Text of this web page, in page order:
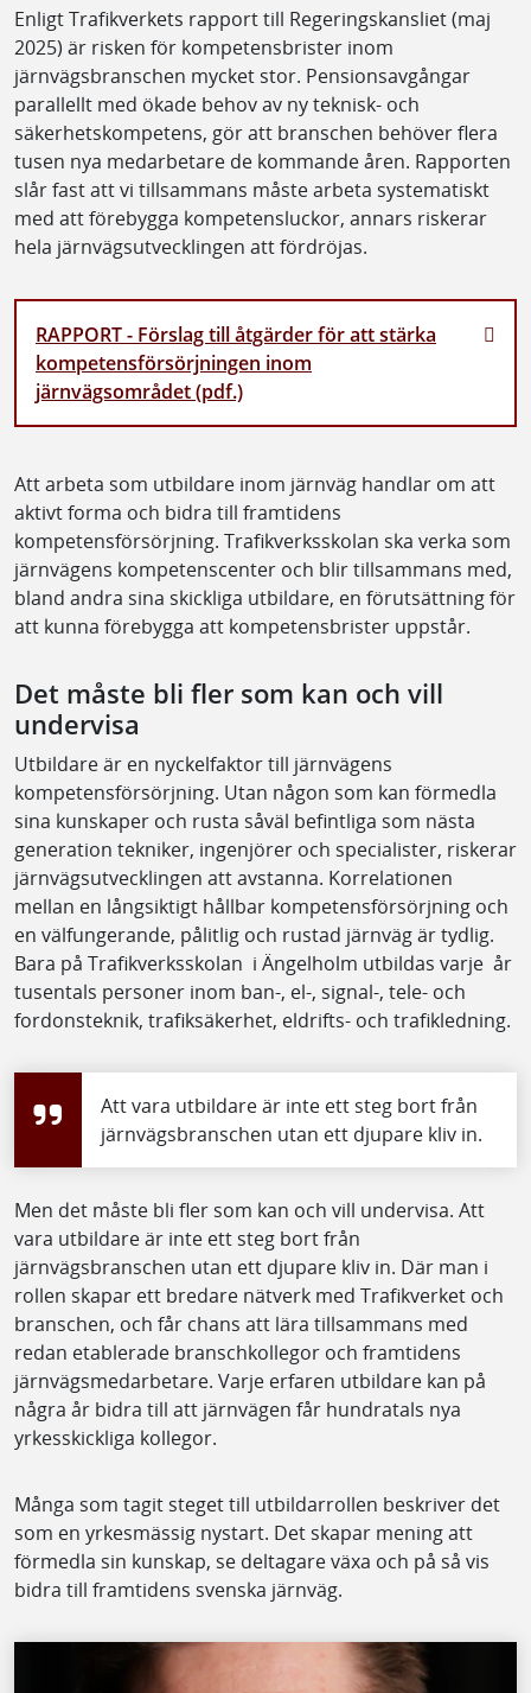
Enligt Trafikverkets rapport till Regeringskansliet (maj
2025) är risken för kompetensbrister inom
järnvägsbranschen mycket stor. Pensionsavgångar
parallellt med ökade behov av ny teknisk- och
säkerhetskompetens, gör att branschen behöver flera
tusen nya medarbetare de kommande åren. Rapporten
slår fast att vi tillsammans måste arbeta systematiskt
med att förebygga kompetensluckor, annars riskerar
hela järnvägsutvecklingen att fördröjas.
RAPPORT - Förslag till åtgärder för att stärka
kompetensförsörjningen inom
järnvägsområdet (pdf.)
Att arbeta som utbildare inom järnväg handlar om att
aktivt forma och bidra till framtidens
kompetensförsörjning. Trafikverksskolan ska verka som
järnvägens kompetenscenter och blir tillsammans med,
bland andra sina skickliga utbildare, en förutsättning för
att kunna förebygga att kompetensbrister uppstår.
Det måste bli fler som kan och vill
undervisa
Utbildare är en nyckelfaktor till järnvägens
kompetensförsörjning. Utan någon som kan förmedla
sina kunskaper och rusta såväl befintliga som nästa
generation tekniker, ingenjörer och specialister, riskerar
järnvägsutvecklingen att avstanna. Korrelationen
mellan en långsiktigt hållbar kompetensförsörjning och
en välfungerande, pålitlig och rustad järnväg är tydlig.
Bara på Trafikverksskolan i Ängelholm utbildas varje år
tusentals personer inom ban-, el-, signal-, tele- och
fordonsteknik, trafiksäkerhet, eldrifts- och trafikledning.
Att vara utbildare är inte ett steg bort från
järnvägsbranschen utan ett djupare kliv in.
Men det måste bli fler som kan och vill undervisa. Att
vara utbildare är inte ett steg bort från
järnvägsbranschen utan ett djupare kliv in. Där man i
rollen skapar ett bredare nätverk med Trafikverket och
branschen, och får chans att lära tillsammans med
redan etablerade branschkollegor och framtidens
järnvägsmedarbetare. Varje erfaren utbildare kan på
några år bidra till att järnvägen får hundratals nya
yrkesskickliga kollegor.
Många som tagit steget till utbildarrollen beskriver det
som en yrkesmässig nystart. Det skapar mening att
förmedla sin kunskap, se deltagare växa och på så vis
bidra till framtidens svenska järnväg.